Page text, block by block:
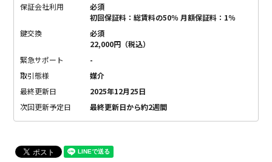
保証会社利用
必須
初回保証料：総賃料の50％ 月額保証料：1％
鍵交換
必須
22,000円（税込）
緊急サポート
-
取引態様
媒介
最終更新日
2025年12月25日
次回更新予定日
最終更新日から約2週間